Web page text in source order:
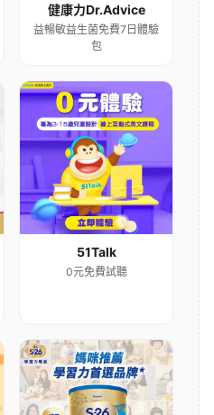
健康力Dr.Advice
益暢敏益生菌免費7日體驗
包
51Talk
0元免費試聽